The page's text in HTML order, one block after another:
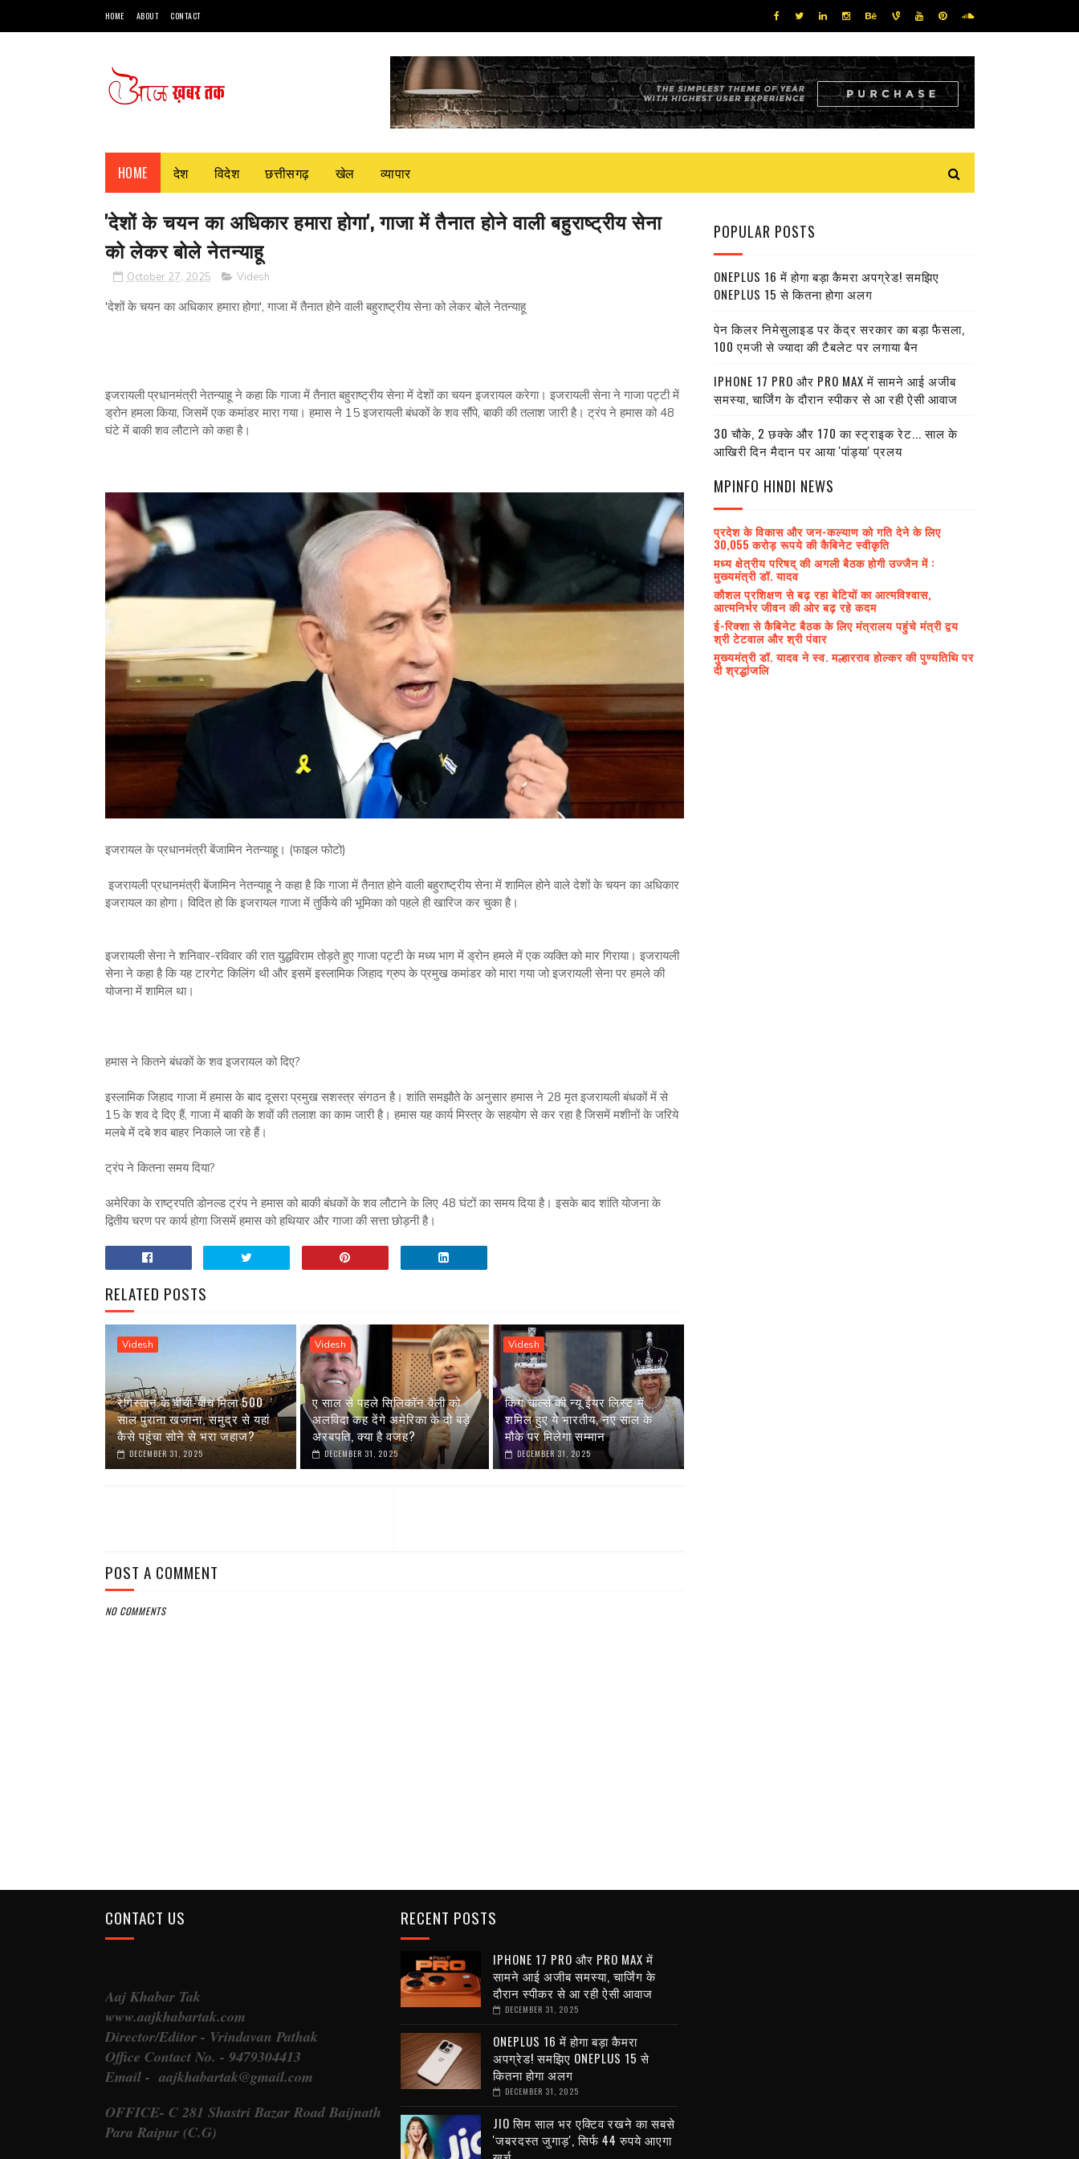
HOME ABOUT CONTACT
HOME देश विदेश छत्तीसगढ़ खेल व्यापार
'देशों के चयन का अधिकार हमारा होगा', गाजा में तैनात होने वाली बहुराष्ट्रीय सेना
को लेकर बोले नेतन्याहू
October 27, 2025 Videsh
'देशों के चयन का अधिकार हमारा होगा', गाजा में तैनात होने वाली बहुराष्ट्रीय सेना को लेकर बोले नेतन्याहू
इजरायली प्रधानमंत्री नेतन्याहू ने कहा कि गाजा में तैनात बहुराष्ट्रीय सेना में देशों का चयन इजरायल करेगा। इजरायली सेना ने गाजा पट्टी में
ड्रोन हमला किया, जिसमें एक कमांडर मारा गया। हमास ने 15 इजरायली बंधकों के शव सौंपे, बाकी की तलाश जारी है। ट्रंप ने हमास को 48
घंटे में बाकी शव लौटाने को कहा है।
इजरायल के प्रधानमंत्री बेंजामिन नेतन्याहू। (फाइल फोटो)
इजरायली प्रधानमंत्री बेंजामिन नेतन्याहू ने कहा है कि गाजा में तैनात होने वाली बहुराष्ट्रीय सेना में शामिल होने वाले देशों के चयन का अधिकार
इजरायल का होगा। विदित हो कि इजरायल गाजा में तुर्किये की भूमिका को पहले ही खारिज कर चुका है।
इजरायली सेना ने शनिवार-रविवार की रात युद्धविराम तोड़ते हुए गाजा पट्टी के मध्य भाग में ड्रोन हमले में एक व्यक्ति को मार गिराया। इजरायली
सेना ने कहा है कि यह टारगेट किलिंग थी और इसमें इस्लामिक जिहाद ग्रुप के प्रमुख कमांडर को मारा गया जो इजरायली सेना पर हमले की
योजना में शामिल था।
हमास ने कितने बंधकों के शव इजरायल को दिए?
इस्लामिक जिहाद गाजा में हमास के बाद दूसरा प्रमुख सशस्त्र संगठन है। शांति समझौते के अनुसार हमास ने 28 मृत इजरायली बंधकों में से
15 के शव दे दिए हैं, गाजा में बाकी के शवों की तलाश का काम जारी है। हमास यह कार्य मिस्त्र के सहयोग से कर रहा है जिसमें मशीनों के जरिये
मलबे में दबे शव बाहर निकाले जा रहे हैं।
ट्रंप ने कितना समय दिया?
अमेरिका के राष्ट्रपति डोनल्ड ट्रंप ने हमास को बाकी बंधकों के शव लौटाने के लिए 48 घंटों का समय दिया है। इसके बाद शांति योजना के
द्वितीय चरण पर कार्य होगा जिसमें हमास को हथियार और गाजा की सत्ता छोड़नी है।
RELATED POSTS
Videsh
रेगिस्तान के बीचों-बीच मिला 500
साल पुराना खजाना, समुद्र से यहां
कैसे पहुंचा सोने से भरा जहाज?
DECEMBER 31, 2025
Videsh
ए साल से पहले सिलिकॉन वैली को
अलविदा कह देंगे अमेरिका के दो बड़े
अरबपति, क्या है वजह?
DECEMBER 31, 2025
Videsh
किंग चार्ल्स की न्यू ईयर लिस्ट में
शमिल हुए ये भारतीय, नए साल के
मौके पर मिलेगा सम्मान
DECEMBER 31, 2025
POST A COMMENT
NO COMMENTS
POPULAR POSTS
ONEPLUS 16 में होगा बड़ा कैमरा अपग्रेड! समझिए
ONEPLUS 15 से कितना होगा अलग
पेन किलर निमेसुलाइड पर केंद्र सरकार का बड़ा फैसला,
100 एमजी से ज्यादा की टैबलेट पर लगाया बैन
IPHONE 17 PRO और PRO MAX में सामने आई अजीब
समस्या, चार्जिंग के दौरान स्पीकर से आ रही ऐसी आवाज
30 चौके, 2 छक्के और 170 का स्ट्राइक रेट... साल के
आखिरी दिन मैदान पर आया 'पांड्या' प्रलय
MPINFO HINDI NEWS
प्रदेश के विकास और जन-कल्याण को गति देने के लिए
30,055 करोड़ रूपये की कैबिनेट स्वीकृति
मध्य क्षेत्रीय परिषद् की अगली बैठक होगी उज्जैन में :
मुख्यमंत्री डॉ. यादव
कौशल प्रशिक्षण से बढ़ रहा बेटियों का आत्मविश्वास,
आत्मनिर्भर जीवन की ओर बढ़ रहे कदम
ई-रिक्शा से कैबिनेट बैठक के लिए मंत्रालय पहुंचे मंत्री द्वय
श्री टेटवाल और श्री पंवार
मुख्यमंत्री डॉ. यादव ने स्व. मल्हारराव होल्कर की पुण्यतिथि पर
दी श्रद्धांजलि
CONTACT US
Aaj Khabar Tak
www.aajkhabartak.com
Director/Editor - Vrindavan Pathak
Office Contact No. - 9479304413
Email - aajkhabartak@gmail.com
OFFICE- C 281 Shastri Bazar Road Baijnath
Para Raipur (C.G)
RECENT POSTS
IPHONE 17 PRO और PRO MAX में
सामने आई अजीब समस्या, चार्जिंग के
दौरान स्पीकर से आ रही ऐसी आवाज
DECEMBER 31, 2025
ONEPLUS 16 में होगा बड़ा कैमरा
अपग्रेड! समझिए ONEPLUS 15 से
कितना होगा अलग
DECEMBER 31, 2025
JIO सिम साल भर एक्टिव रखने का सबसे
'जबरदस्त जुगाड़', सिर्फ 44 रुपये आएगा